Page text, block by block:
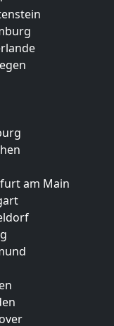
am Main